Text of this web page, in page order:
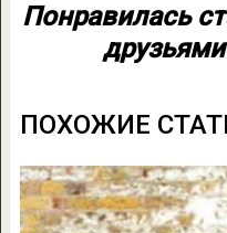
Понравилась
ПОХОЖИЕ